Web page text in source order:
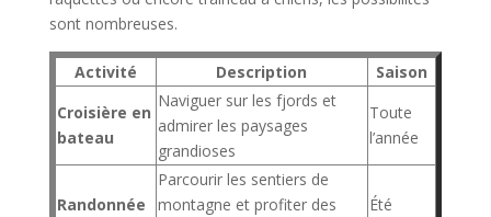
sont nombreuses.
Activité Description
Saison
Croisière en
bateau
Naviguer sur les fjords et
admirer les paysages
grandioses
Toute
l’année
Randonnée
Parcourir les sentiers de
montagne et profiter des
Été